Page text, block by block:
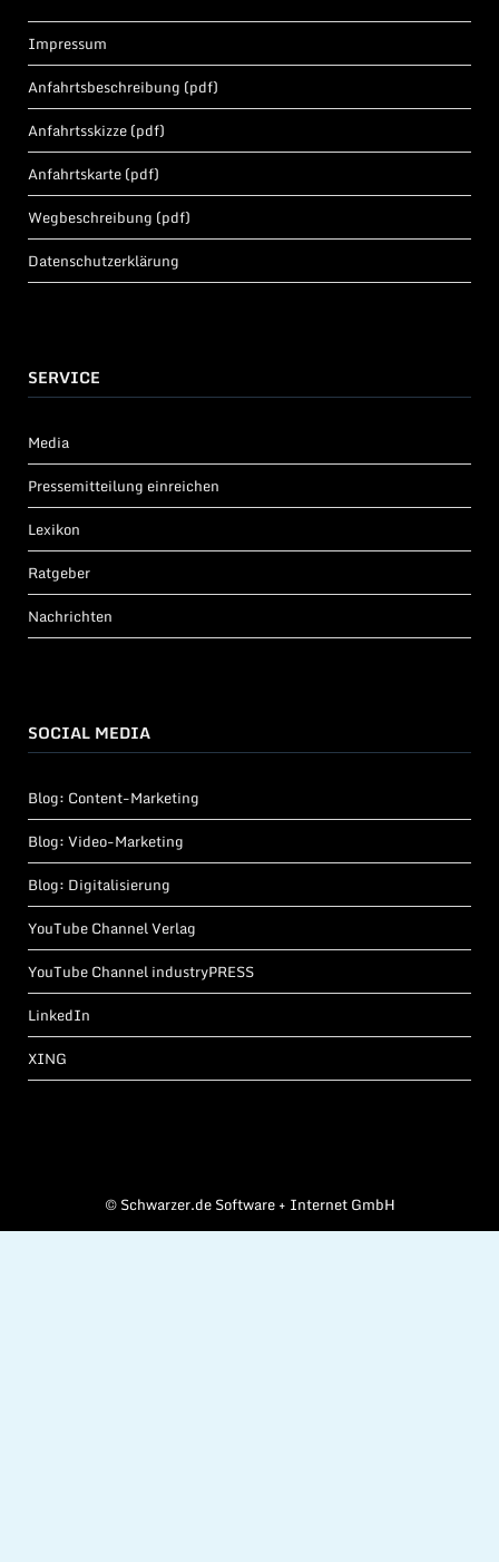
Impressum
Anfahrtsbeschreibung (pdf)
Anfahrtsskizze (pdf)
Anfahrtskarte (pdf)
Wegbeschreibung (pdf)
Datenschutzerklärung
SERVICE
Media
Pressemitteilung einreichen
Lexikon
Ratgeber
Nachrichten
SOCIAL MEDIA
Blog: Content-Marketing
Blog: Video-Marketing
Blog: Digitalisierung
YouTube Channel Verlag
YouTube Channel industryPRESS
LinkedIn
XING
©Schwarzer.de Software + Internet GmbH